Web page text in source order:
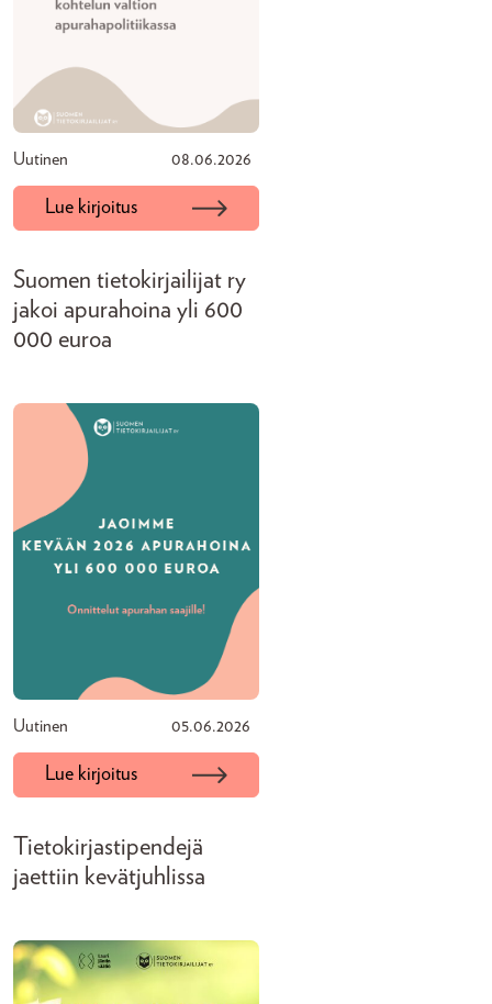
Uutinen 08.06.2026
Lue kirjoitus
Suomen tietokirjailijat ry
jakoi apurahoina yli 600
000 euroa
Uutinen 05.06.2026
Lue kirjoitus
Tietokirjastipendejä
jaettiin kevätjuhlissa